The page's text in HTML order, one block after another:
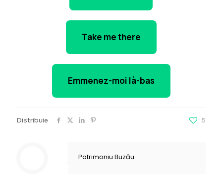
Take me there
Emmenez-moi là-bas
Distribuie 5
Patrimoniu Buzău